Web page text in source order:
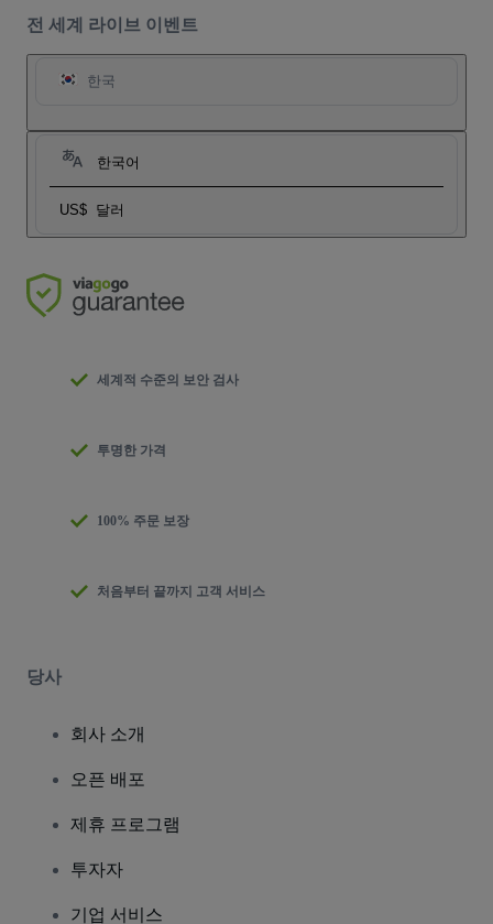
전 세계 라이브 이벤트
한국
한국어
US$ 달러
세계적 수준의 보안 검사
투명한 가격
100% 주문 보장
처음부터 끝까지 고객 서비스
당사
회사 소개
오픈 배포
제휴 프로그램
투자자
기업 서비스